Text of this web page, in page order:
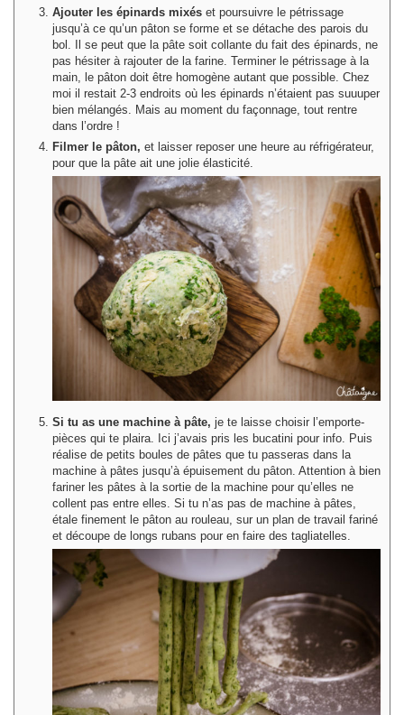
Ajouter les épinards mixés et poursuivre le pétrissage
jusqu’à ce qu’un pâton se forme et se détache des parois du
bol. Il se peut que la pâte soit collante du fait des épinards, ne
pas hésiter à rajouter de la farine. Terminer le pétrissage à la
main, le pâton doit être homogène autant que possible. Chez
moi il restait 2-3 endroits où les épinards n’étaient pas suuuper
bien mélangés. Mais au moment du façonnage, tout rentre
dans l’ordre !
Filmer le pâton, et laisser reposer une heure au réfrigérateur,
pour que la pâte ait une jolie élasticité.
Si tu as une machine à pâte, je te laisse choisir l’emporte-
pièces qui te plaira. Ici j’avais pris les bucatini pour info. Puis
réalise de petits boules de pâtes que tu passeras dans la
machine à pâtes jusqu’à épuisement du pâton. Attention à bien
fariner les pâtes à la sortie de la machine pour qu’elles ne
collent pas entre elles. Si tu n’as pas de machine à pâtes,
étale finement le pâton au rouleau, sur un plan de travail fariné
et découpe de longs rubans pour en faire des tagliatelles.